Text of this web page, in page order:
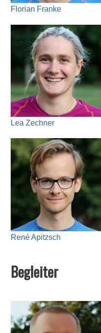
Florian Franke
Lea Zechner
René Apitzsch
Begleiter